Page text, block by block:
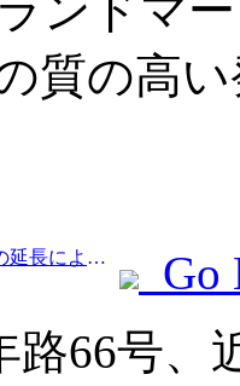
質の高
Prev:清明節の休暇中は休暇の延長により旅行が急増し、多くの都市で外出や花見のために訪問者数が増加した。
Go
路66号、